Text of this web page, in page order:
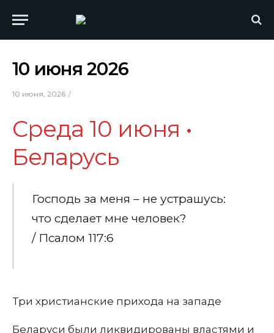
10 июня 2026
10 июня, 2026
Среда 10 июня •
Беларусь
Господь за меня – не устрашусь:
что сделает мне человек?
/ Псалом 117:6
Три христианские прихода на западе
Беларуси были ликвидированы властями и